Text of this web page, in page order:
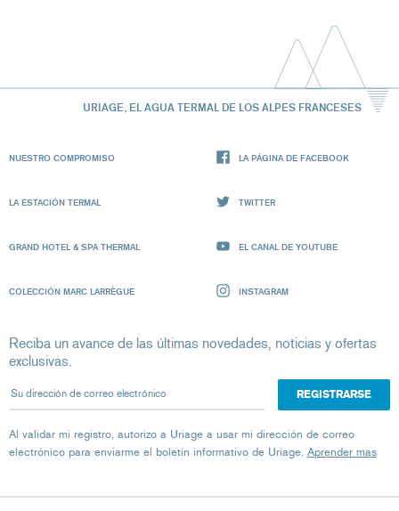
URIAGE, EL AGUA TERMAL DE LOS ALPES FRANCESES
NUESTRO COMPROMISO
LA ESTACIÓN TERMAL
GRAND HOTEL & SPA THERMAL
COLECCIÓN MARC LARRÈGUE
LA PÁGINA DE FACEBOOK
TWITTER
EL CANAL DE YOUTUBE
INSTAGRAM
Reciba un avance de las últimas novedades, noticias y ofertas
exclusivas.
Su dirección de correo electrónico
Al validar mi registro, autorizo ​​a Uriage a usar mi dirección de correo
electrónico para enviarme el boletín informativo de Uriage. Aprender mas